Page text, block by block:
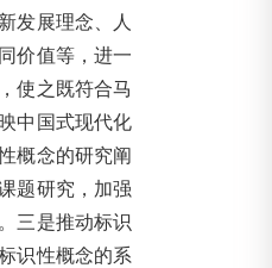
发展理念、人
价值等，进一
使之既符合马
中国式现代化
概念的研究阐
题研究，加强
三是推动标识
识性概念的系